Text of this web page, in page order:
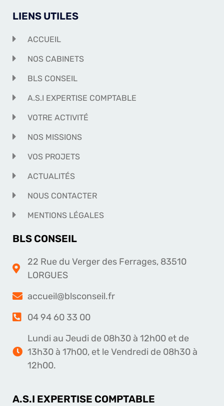
LIENS UTILES
ACCUEIL
NOS CABINETS
BLS CONSEIL
A.S.I EXPERTISE COMPTABLE
VOTRE ACTIVITÉ
NOS MISSIONS
VOS PROJETS
ACTUALITÉS
NOUS CONTACTER
MENTIONS LÉGALES
BLS CONSEIL
22 Rue du Verger des Ferrages, 83510
LORGUES
accueil@blsconseil.fr
04 94 60 33 00
Lundi au Jeudi de 08h30 à 12h00 et de
13h30 à 17h00, et le Vendredi de 08h30 à
12h00.
A.S.I EXPERTISE COMPTABLE